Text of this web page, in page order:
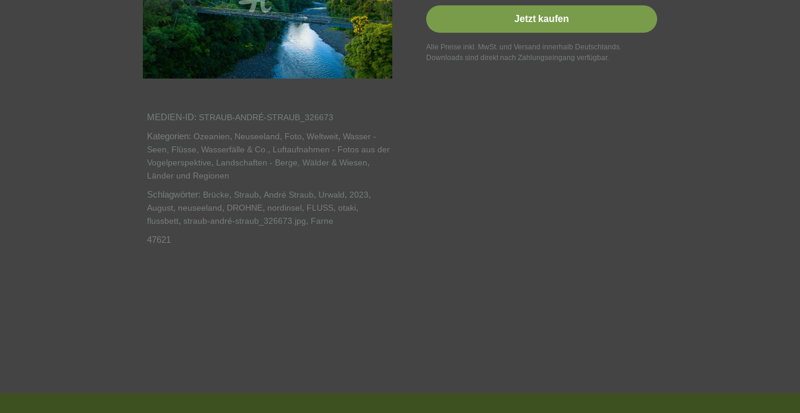
MEDIEN-ID: STRAUB-ANDRÉ-STRAUB_326673
Kategorien: Ozeanien, Neuseeland, Foto, Weltweit, Wasser -
Seen, Flüsse, Wasserfälle & Co., Luftaufnahmen - Fotos aus der
Vogelperspektive, Landschaften - Berge, Wälder & Wiesen,
Länder und Regionen
Schlagwörter: Brücke, Straub, André Straub, Urwald, 2023,
August, neuseeland, DROHNE, nordinsel, FLUSS, otaki,
flussbett, straub-andré-straub_326673.jpg, Farne
47621
Jetzt kaufen
Alle Preise inkl. MwSt. und Versand innerhalb Deutschlands.
Downloads sind direkt nach Zahlungseingang verfügbar.